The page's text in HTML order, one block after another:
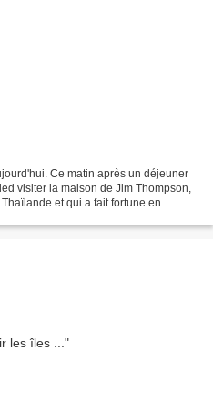
Ce matin après un déjeuner
visiter la maison de Jim Thompson,
et qui a fait fortune en